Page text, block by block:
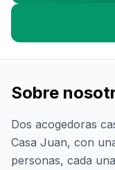
Sobre
Dos acogedoras
Casa Juan, con
personas, cada